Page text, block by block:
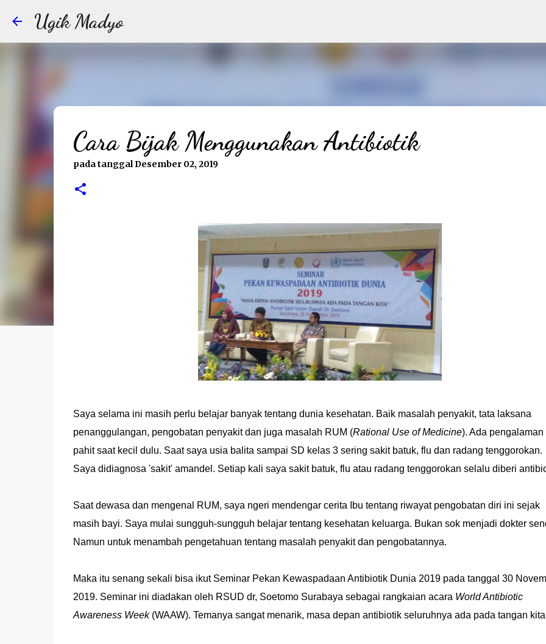
Ugik Madyo
Cara Bijak Menggunakan Antibiotik
pada tanggalDesember 02, 2019
Saya selama ini masih perlu belajar banyak tentang dunia kesehatan. Baik masalah penyakit, tata laksana
penanggulangan, pengobatan penyakit dan juga masalah RUM (Rational Use of Medicine). Ada pengalaman
pahit saat kecil dulu. Saat saya usia balita sampai SD kelas 3 sering sakit batuk, flu dan radang tenggorokan.
Saya didiagnosa 'sakit' amandel. Setiap kali saya sakit batuk, flu atau radang tenggorokan selalu diberi
Saat dewasa dan mengenal RUM, saya ngeri mendengar cerita Ibu tentang riwayat pengobatan diri ini sejak
masih bayi. Saya mulai sungguh-sungguh belajar tentang kesehatan keluarga. Bukan sok menjadi dokter
Namun untuk menambah pengetahuan tentang masalah penyakit dan pengobatannya.
Maka itu senang sekali bisa ikut Seminar Pekan Kewaspadaan Antibiotik Dunia 2019 pada tanggal 30
2019. Seminar ini diadakan oleh RSUD dr, Soetomo Surabaya sebagai rangkaian acara World Antibiotic
Awareness Week(WAAW). Temanya sangat menarik, masa depan antibiotik seluruhnya ada pada tangan